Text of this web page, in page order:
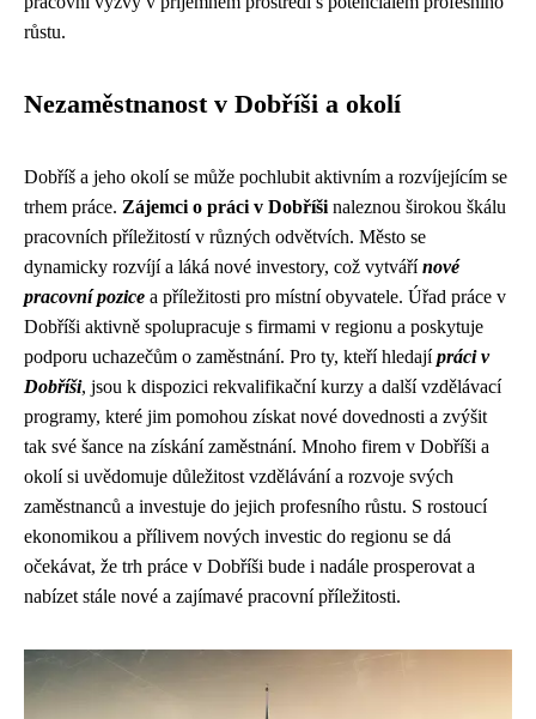
růstu.
Nezaměstnanost v Dobříši a okolí
Dobříš a jeho okolí se může pochlubit aktivním a rozvíjejícím se
trhem práce. Zájemci o práci v Dobříši naleznou širokou škálu
pracovních příležitostí v různých odvětvích. Město se
dynamicky rozvíjí a láká nové investory, což vytvářínové
pracovní pozice a příležitosti pro místní obyvatele. Úřad práce v
Dobříši aktivně spolupracuje s firmami v regionu a poskytuje
podporu uchazečům o zaměstnání. Pro ty, kteří hledajípráci v
Dobříši, jsou k dispozici rekvalifikační kurzy a další vzdělávací
programy, které jim pomohou získat nové dovednosti a zvýšit
tak své šance na získání zaměstnání. Mnoho firem v Dobříši a
okolí si uvědomuje důležitost vzdělávání a rozvoje svých
zaměstnanců a investuje do jejich profesního růstu. S rostoucí
ekonomikou a přílivem nových investic do regionu se dá
očekávat, že trh práce v Dobříši bude i nadále prosperovat a
nabízet stále nové a zajímavé pracovní příležitosti.